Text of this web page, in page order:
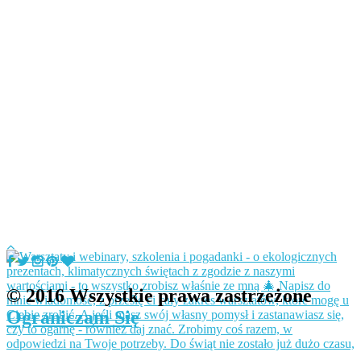
© 2016 Wszystkie prawa zastrzeżone
Ograniczam Się